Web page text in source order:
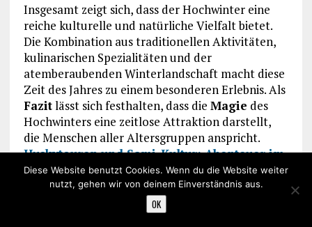
Insgesamt zeigt sich, dass der Hochwinter eine
reiche kulturelle und natürliche Vielfalt bietet.
Die Kombination aus traditionellen Aktivitäten,
kulinarischen Spezialitäten und der
atemberaubenden Winterlandschaft macht diese
Zeit des Jahres zu einem besonderen Erlebnis. Als
Fazitlässt sich festhalten, dass die Magie des
Hochwinters eine zeitlose Attraktion darstellt,
die Menschen aller Altersgruppen anspricht.
Huskytouren und Sami-Kultur: Abenteuer im
hohen Norden
Diese Website benutzt Cookies. Wenn du die Website weiter
nutzt, gehen wir von deinem Einverständnis aus.
OK